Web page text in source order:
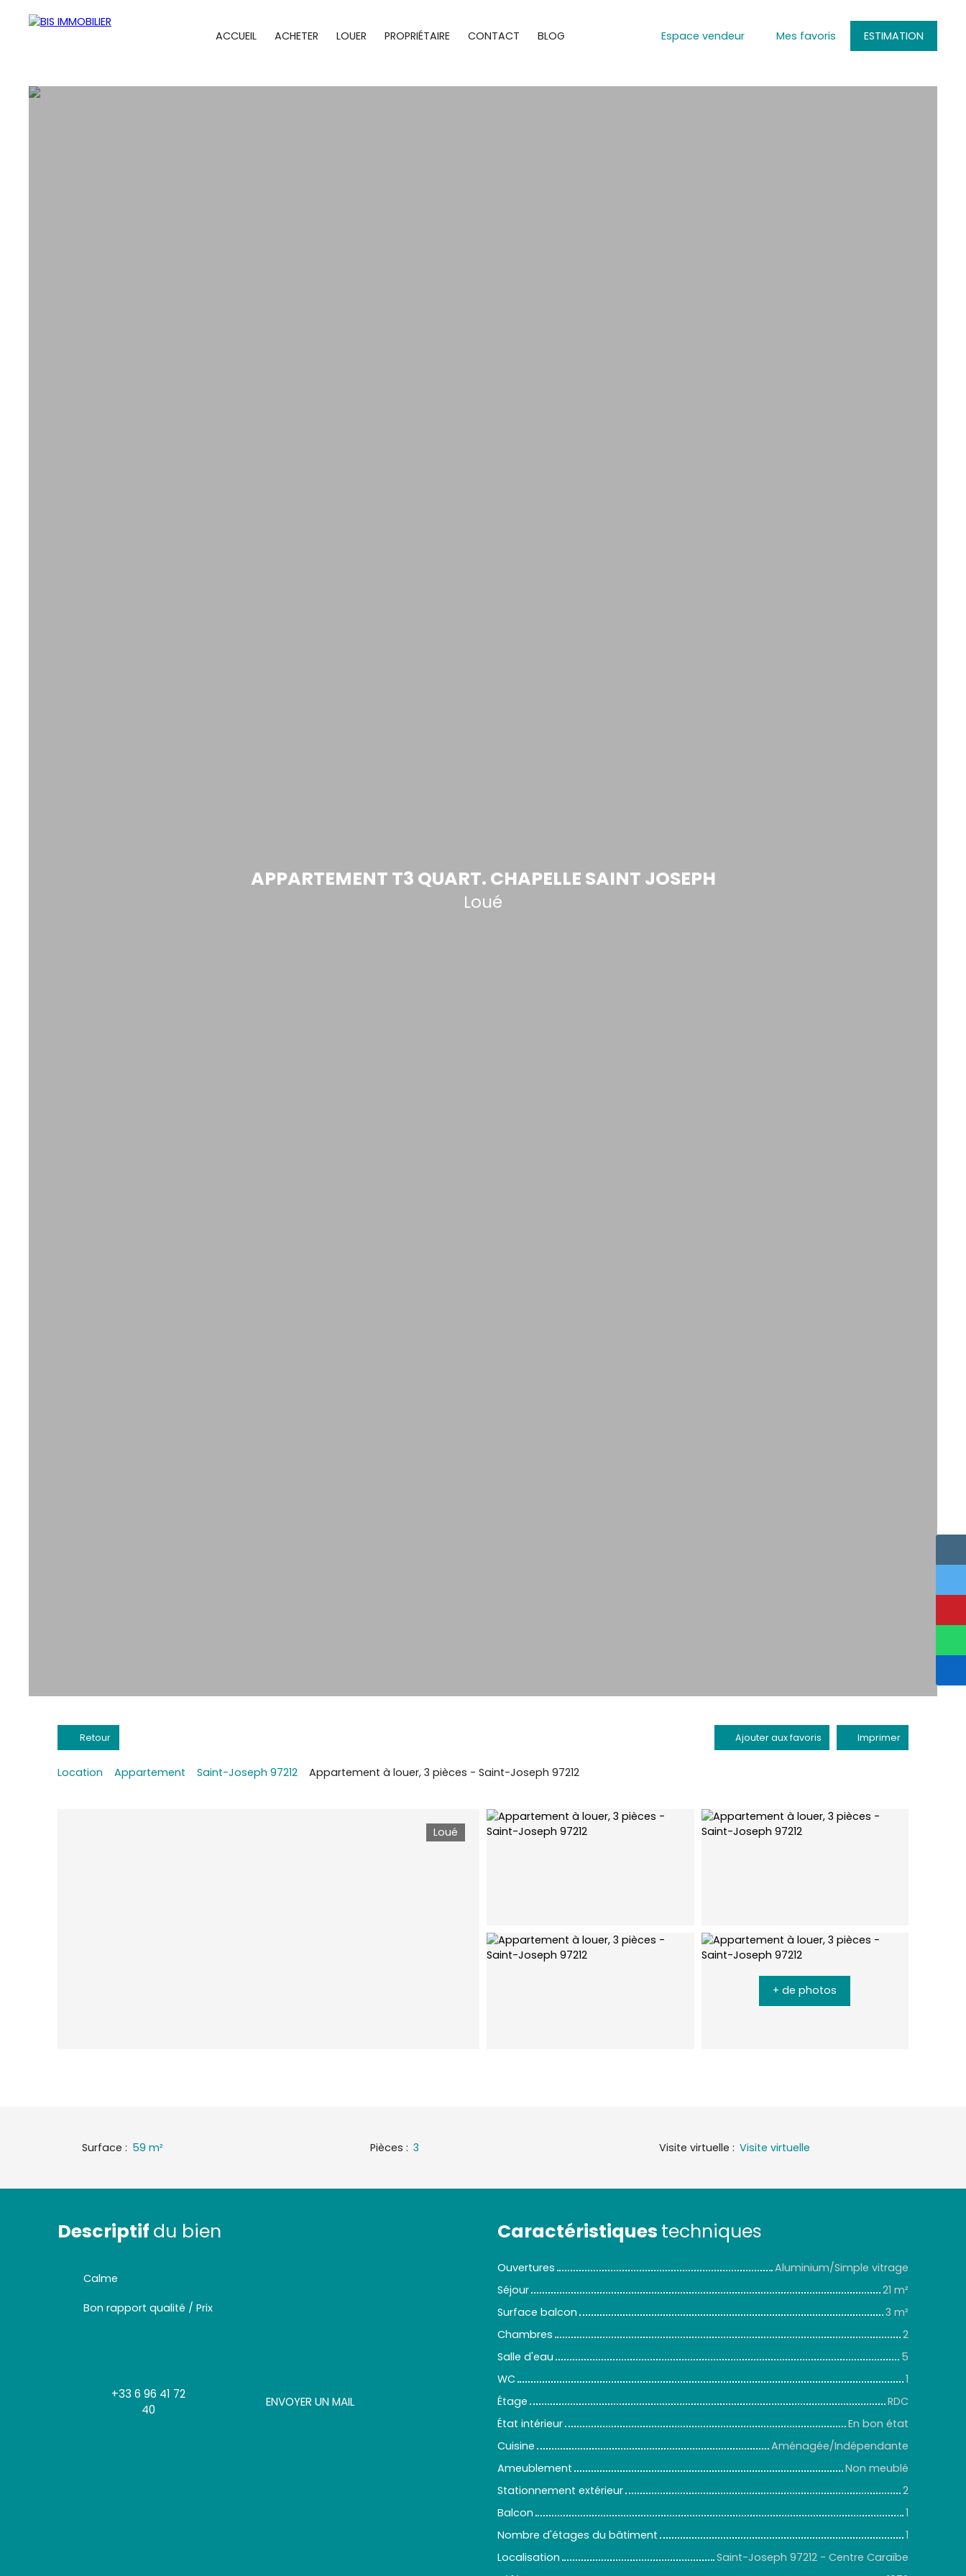
ACCUEIL ACHETER LOUER PROPRIÉTAIRE CONTACT BLOG Espace vendeur Mes favoris ESTIMATION
APPARTEMENT T3 QUART. CHAPELLE SAINT JOSEPH
Loué
Retour Ajouter aux favoris Imprimer
Location Appartement Saint-Joseph 97212 Appartement à louer, 3 pièces - Saint-Joseph 97212
Loué
+ de photos
Surface : 59 m² Pièces : 3 Visite virtuelle : Visite virtuelle
Descriptif du bien
Calme
Bon rapport qualité / Prix
+33 6 96 41 72
40
ENVOYER UN MAIL
Caractéristiques techniques
Ouvertures
Aluminium/Simple vitrage
Séjour
21 m²
Surface balcon
3 m²
Chambres
2
Salle d'eau
5
WC
1
Étage
RDC
État intérieur
En bon état
Cuisine
Aménagée/Indépendante
Ameublement
Non meublé
Stationnement extérieur
2
Balcon
1
Nombre d'étages du bâtiment
1
Localisation
Saint-Joseph 97212 - Centre Caraïbe